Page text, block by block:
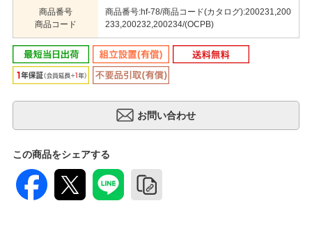
商品番号
商品コード
商品番号:hf-78/商品コード(カタログ):200231,200
233,200232,200234/(OCPB)
この商品をシェアする